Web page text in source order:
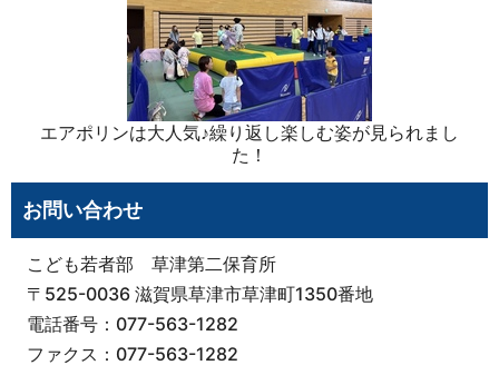
エアポリンは大人気♪繰り返し楽しむ姿が見られまし
た！
お問い合わせ
こども若者部 草津第二保育所
〒525-0036 滋賀県草津市草津町1350番地
電話番号：077-563-1282
ファクス：077-563-1282